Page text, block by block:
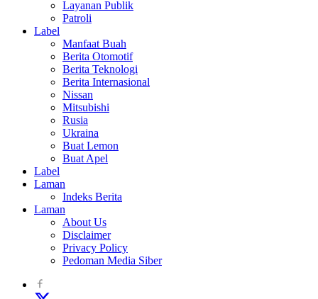
Layanan Publik
Patroli
Label
Manfaat Buah
Berita Otomotif
Berita Teknologi
Berita Internasional
Nissan
Mitsubishi
Rusia
Ukraina
Buat Lemon
Buat Apel
Label
Laman
Indeks Berita
Laman
About Us
Disclaimer
Privacy Policy
Pedoman Media Siber